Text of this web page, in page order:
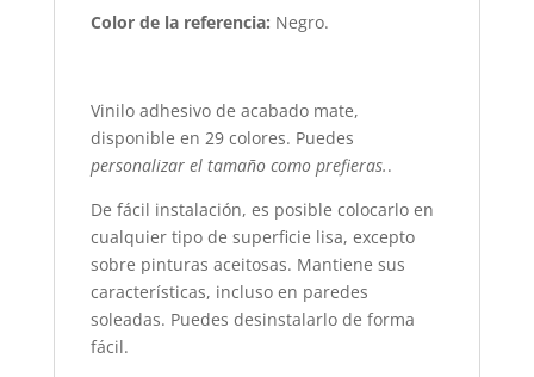
Color de la referencia: Negro.
Vinilo adhesivo de acabado mate,
disponible en 29 colores. Puedes
personalizar el tamaño como prefieras..
De fácil instalación, es posible colocarlo en
cualquier tipo de superficie lisa, excepto
sobre pinturas aceitosas. Mantiene sus
características, incluso en paredes
soleadas. Puedes desinstalarlo de forma
fácil.